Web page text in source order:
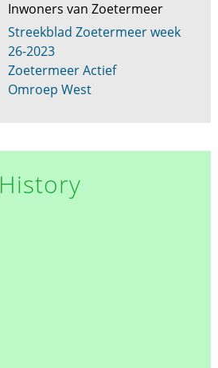
Inwoners van Zoetermeer
Streekblad Zoetermeer week
26-2023
Zoetermeer Actief
Omroep West
History